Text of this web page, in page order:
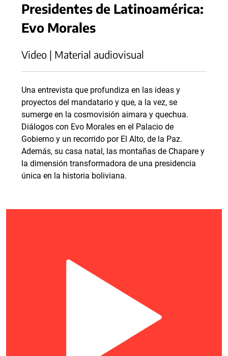
Presidentes de Latinoamérica:
Evo Morales
Video | Material audiovisual
Una entrevista que profundiza en las ideas y
proyectos del mandatario y que, a la vez, se
sumerge en la cosmovisión aimara y quechua.
Diálogos con Evo Morales en el Palacio de
Gobierno y un recorrido por El Alto, de la Paz.
Además, su casa natal, las montañas de Chapare y
la dimensión transformadora de una presidencia
única en la historia boliviana.